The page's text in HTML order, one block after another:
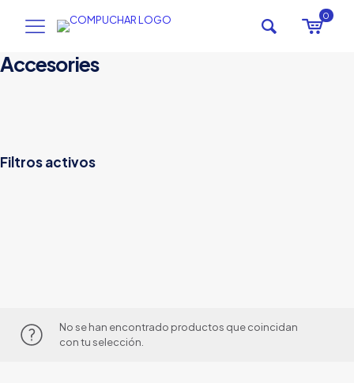
0
Accesories
Filtros activos
No se han encontrado productos que coincidan
con tu selección.